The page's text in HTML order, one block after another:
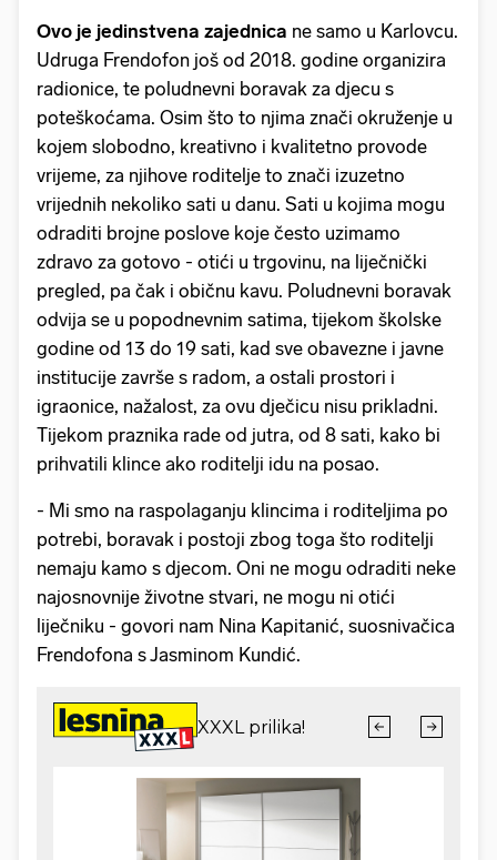
Ovo je jedinstvena zajednica ne samo u Karlovcu.
Udruga Frendofon još od 2018. godine organizira
radionice, te poludnevni boravak za djecu s
poteškoćama. Osim što to njima znači okruženje u
kojem slobodno, kreativno i kvalitetno provode
vrijeme, za njihove roditelje to znači izuzetno
vrijednih nekoliko sati u danu. Sati u kojima mogu
odraditi brojne poslove koje često uzimamo
zdravo za gotovo - otići u trgovinu, na liječnički
pregled, pa čak i običnu kavu. Poludnevni boravak
odvija se u popodnevnim satima, tijekom školske
godine od 13 do 19 sati, kad sve obavezne i javne
institucije završe s radom, a ostali prostori i
igraonice, nažalost, za ovu dječicu nisu prikladni.
Tijekom praznika rade od jutra, od 8 sati, kako bi
prihvatili klince ako roditelji idu na posao.
- Mi smo na raspolaganju klincima i roditeljima po
potrebi, boravak i postoji zbog toga što roditelji
nemaju kamo s djecom. Oni ne mogu odraditi neke
najosnovnije životne stvari, ne mogu ni otići
liječniku - govori nam Nina Kapitanić, suosnivačica
Frendofona s Jasminom Kundić.